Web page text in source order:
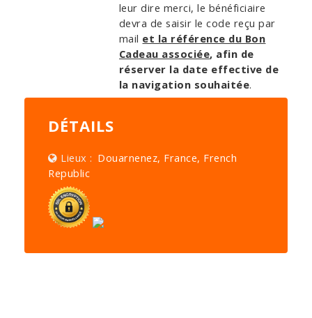
leur dire merci, le bénéficiaire
devra de saisir le code reçu par
mail et la référence du Bon
Cadeau associée, afin de
réserver la date effective de
la navigation souhaitée.
DÉTAILS
Lieux : Douarnenez, France, French
Republic